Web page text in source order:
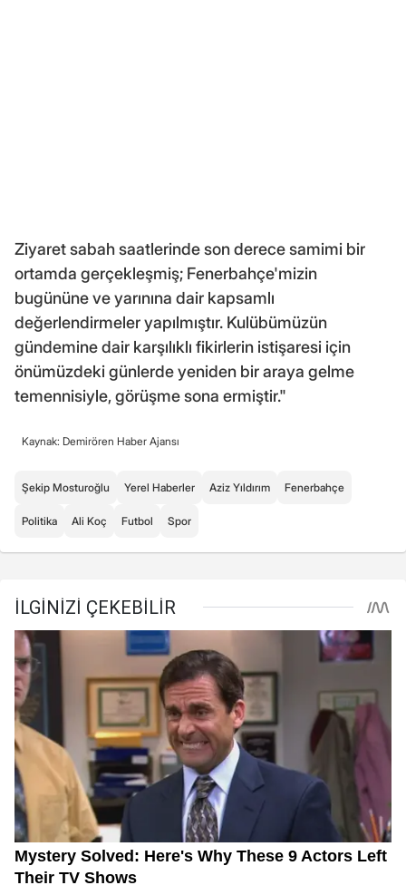
Ziyaret sabah saatlerinde son derece samimi bir
ortamda gerçekleşmiş; Fenerbahçe'mizin
bugününe ve yarınına dair kapsamlı
değerlendirmeler yapılmıştır. Kulübümüzün
gündemine dair karşılıklı fikirlerin istişaresi için
önümüzdeki günlerde yeniden bir araya gelme
temennisiyle, görüşme sona ermiştir."
Kaynak: Demirören Haber Ajansı
Şekip Mosturoğlu Yerel Haberler Aziz Yıldırım Fenerbahçe
Politika Ali Koç Futbol Spor